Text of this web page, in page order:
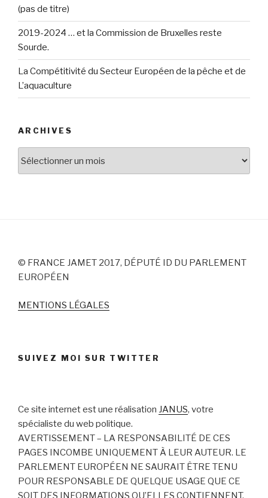
(pas de titre)
2019-2024 … et la Commission de Bruxelles reste
Sourde.
La Compétitivité du Secteur Européen de la pêche et de
L’aquaculture
ARCHIVES
© FRANCE JAMET 2017, DÉPUTÉ ID DU PARLEMENT
EUROPÉEN
MENTIONS LÉGALES
SUIVEZ MOI SUR TWITTER
Ce site internet est une réalisation JANUS, votre
spécialiste du web politique.
AVERTISSEMENT – LA RESPONSABILITÉ DE CES
PAGES INCOMBE UNIQUEMENT À LEUR AUTEUR. LE
PARLEMENT EUROPÉEN NE SAURAIT ÊTRE TENU
POUR RESPONSABLE DE QUELQUE USAGE QUE CE
SOIT DES INFORMATIONS QU’ELLES CONTIENNENT.